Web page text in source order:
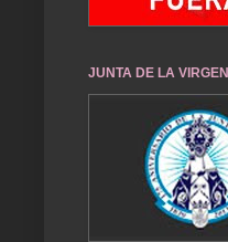
JUNTA DE LA VIRGEN